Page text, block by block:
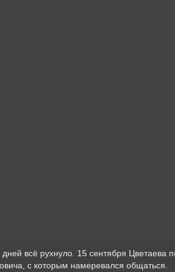
всё рухнуло. 15 сентября Цветаева
с которым намеревался общаться.